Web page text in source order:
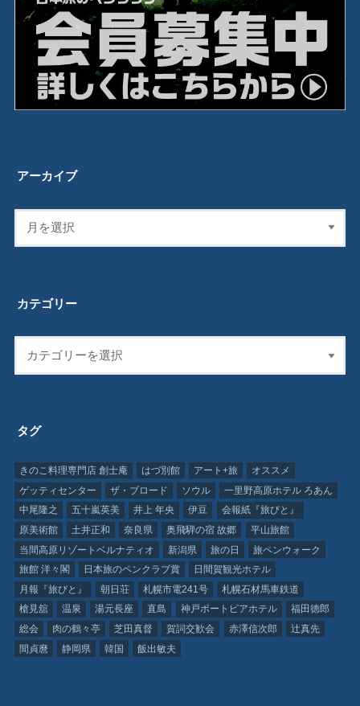
アーカイブ
カテゴリー
タグ
きのこ料理専門店 創士庵 はづ別館 アート+旅
オススメ
ゲッティセンター
ザ・ブロード ソウル
一里野高原ホテル ろあん
中尾隆之
五十嵐英美 井上 年央 伊豆
会報紙『旅びと』
原美術館
土井正和 奈良県 奥飛騨の宿 故郷
平山旅館
当間高原リゾートベルナティオ
新潟県 旅の日
旅ペンウォーク
旅館 洋々閣
日本旅のペンクラブ賞
日間賀観光ホテル
月報『旅びと』
朝日荘 札幌市電241号
札幌石材馬車鉄道
槍見舘
温泉 湯元長座 直島 神戸ポートピアホテル
福田徳郎
総会
肉の鶴々亭 芝田真督 賀詞交歓会 赤澤信次郎
辻真先
間貞麿
静岡県 韓国 飯出敏夫